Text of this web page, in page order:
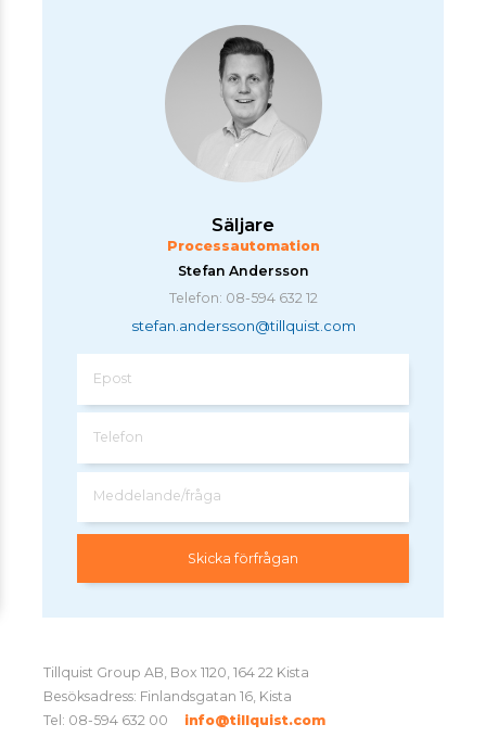
Säljare
Processautomation
Stefan Andersson
Telefon: 08-594 632 12
stefan.andersson@tillquist.com
Epost
Telefon
Meddelande/fråga
Tillquist Group AB, Box 1120, 164 22 Kista
Besöksadress: Finlandsgatan 16, Kista
Tel: 08-594 632 00
info@tillquist.com